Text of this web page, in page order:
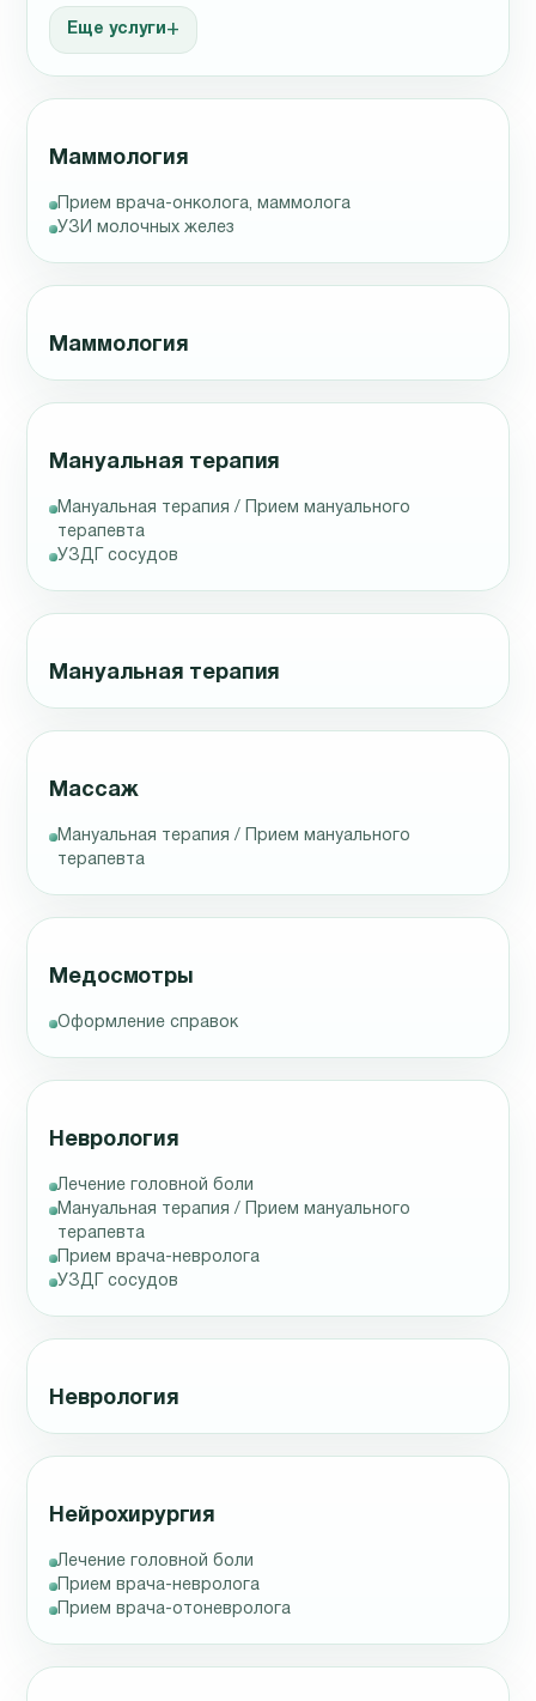
Еще услуги
Маммология
Прием врача-онколога, маммолога
УЗИ молочных желез
Маммология
Мануальная терапия
Мануальная терапия / Прием мануального
терапевта
УЗДГ сосудов
Мануальная терапия
Массаж
Мануальная терапия / Прием мануального
терапевта
Медосмотры
Оформление справок
Неврология
Лечение головной боли
Мануальная терапия / Прием мануального
терапевта
Прием врача-невролога
УЗДГ сосудов
Неврология
Нейрохирургия
Лечение головной боли
Прием врача-невролога
Прием врача-отоневролога